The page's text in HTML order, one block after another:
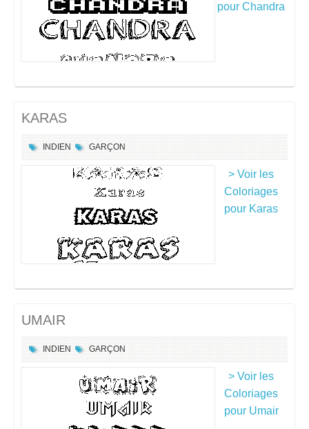
pour Chandra
KARAS
INDIEN GARÇON
> Voir les
Coloriages
pour Karas
UMAIR
INDIEN GARÇON
> Voir les
Coloriages
pour Umair